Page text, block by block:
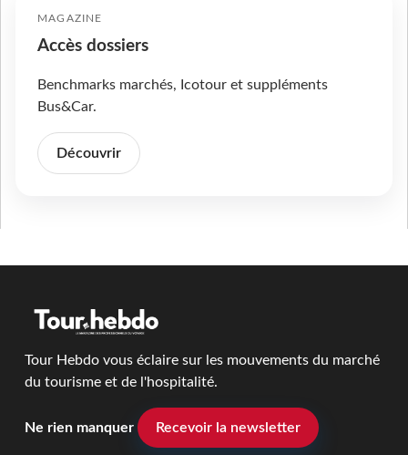
MAGAZINE
Accès dossiers
Benchmarks marchés, Icotour et suppléments
Bus&Car.
Découvrir
Tour Hebdo vous éclaire sur les mouvements du marché
du tourisme et de l'hospitalité.
Ne rien manquer Recevoir la newsletter